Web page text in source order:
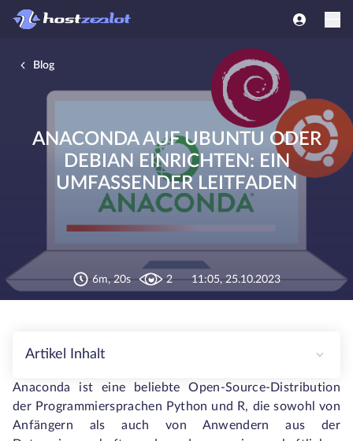
Blog
ANACONDA AUF UBUNTU ODER
DEBIAN EINRICHTEN: EIN
UMFASSENDER LEITFADEN
6m, 20s 2 11:05, 25.10.2023
Artikel Inhalt
Anaconda ist eine beliebte Open-Source-Distribution
der Programmiersprachen Python und R, die sowohl von
Anfängern als auch von Anwendern aus der